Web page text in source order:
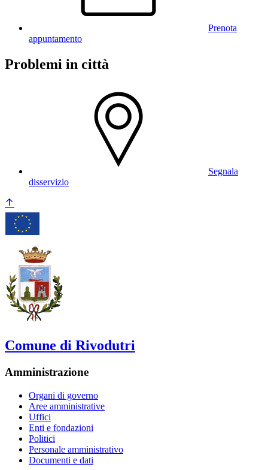
Prenota
appuntamento
Problemi in città
Segnala
disservizio
Comune di Rivodutri
Amministrazione
Organi di governo
Aree amministrative
Uffici
Enti e fondazioni
Politici
Personale amministrativo
Documenti e dati